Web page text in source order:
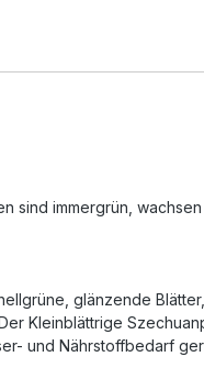
sind immergrün,
glänzende
Kleinblättrige
und Nährstoffbedarf